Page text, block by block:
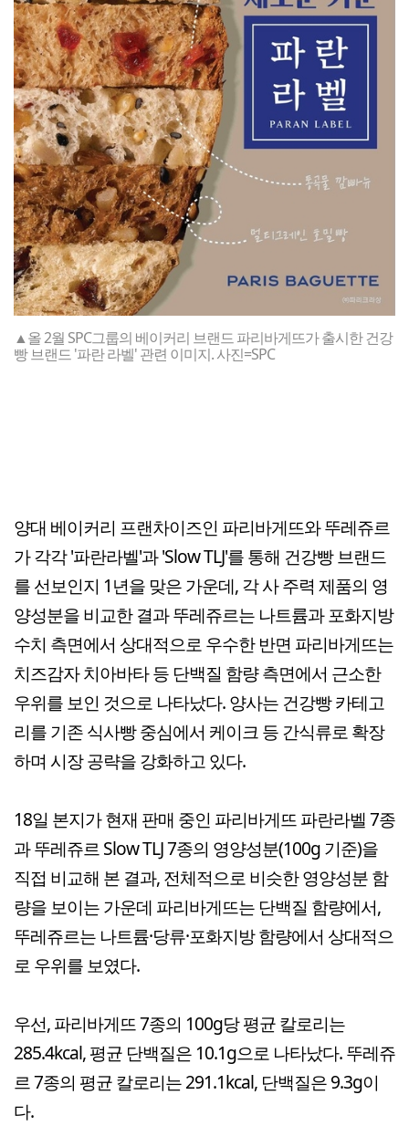
▲올 2월 SPC그룹의 베이커리 브랜드 파리바게뜨가 출시한 건강
빵 브랜드 '파란 라벨' 관련 이미지. 사진=SPC
양대 베이커리 프랜차이즈인 파리바게뜨와 뚜레쥬르
가 각각 '파란라벨'과 'Slow TLJ'를 통해 건강빵 브랜드
를 선보인지 1년을 맞은 가운데, 각 사 주력 제품의 영
양성분을 비교한 결과 뚜레쥬르는 나트륨과 포화지방
수치 측면에서 상대적으로 우수한 반면 파리바게뜨는
치즈감자 치아바타 등 단백질 함량 측면에서 근소한
우위를 보인 것으로 나타났다. 양사는 건강빵 카테고
리를 기존 식사빵 중심에서 케이크 등 간식류로 확장
하며 시장 공략을 강화하고 있다.
18일 본지가 현재 판매 중인 파리바게뜨 파란라벨 7종
과 뚜레쥬르 Slow TLJ 7종의 영양성분(100g 기준)을
직접 비교해 본 결과, 전체적으로 비슷한 영양성분 함
량을 보이는 가운데 파리바게뜨는 단백질 함량에서,
뚜레쥬르는 나트륨·당류·포화지방 함량에서 상대적으
로 우위를 보였다.
우선, 파리바게뜨 7종의 100g당 평균 칼로리는
285.4kcal, 평균 단백질은 10.1g으로 나타났다. 뚜레쥬
르 7종의 평균 칼로리는 291.1kcal, 단백질은 9.3g이
다.